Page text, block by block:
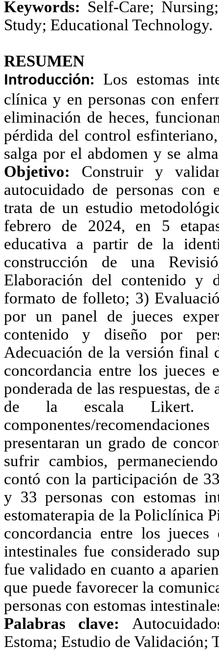
Keywords: Self-Care;
Study; Educational Technology.
RESUMEN
Introducción:
Los estomas
clínica y en personas con
eliminación de heces,
pérdida del control
salga por el abdomen y se
Objetivo: Construir y
autocuidado de personas con
trata de un estudio
febrero de 2024, en 5
educativa a partir de la
construcción de una
Elaboración del contenido y
formato de folleto; 3)
por un panel de jueces
contenido y diseño por
Adecuación de la versión final
concordancia entre los jueces
ponderada de las respuestas,
de la escala Likert.
componentes/
presentaran un grado de
sufrir cambios,
contó con la participación de
y 33 personas con estomas
estomaterapia de la Policlínica
concordancia entre los
intestinales fue considerado
fue validado en cuanto a
que puede favorecer la
personas con estomas
Palabras clave:
Estoma; Estudio de Validación;